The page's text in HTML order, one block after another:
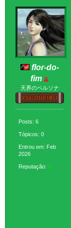
flor-do-
fim
天界のペルソナ
Posts: 6
Tópicos: 0
Entrou em: Feb
2026
Reputação: 3